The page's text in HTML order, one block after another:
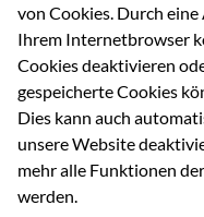
von Cookies. Durch
Ihrem Internetbrowser
Cookies deaktivieren
gespeicherte Cookies
Dies kann auch
unsere Website
mehr alle Funktionen
werden.